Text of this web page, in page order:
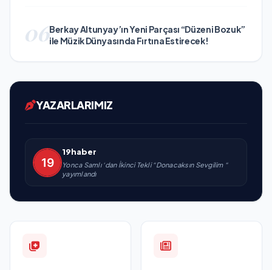
06Berkay Altunyay’ın Yeni Parçası “Düzeni Bozuk”
ile Müzik Dünyasında Fırtına Estirecek!
YAZARLARIMIZ
19haber
Yonca Samlı ‘dan İkinci Tekli “Donacaksın Sevgilim “
yayımlandı